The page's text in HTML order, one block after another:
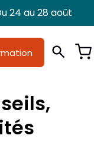
24 au 28 août